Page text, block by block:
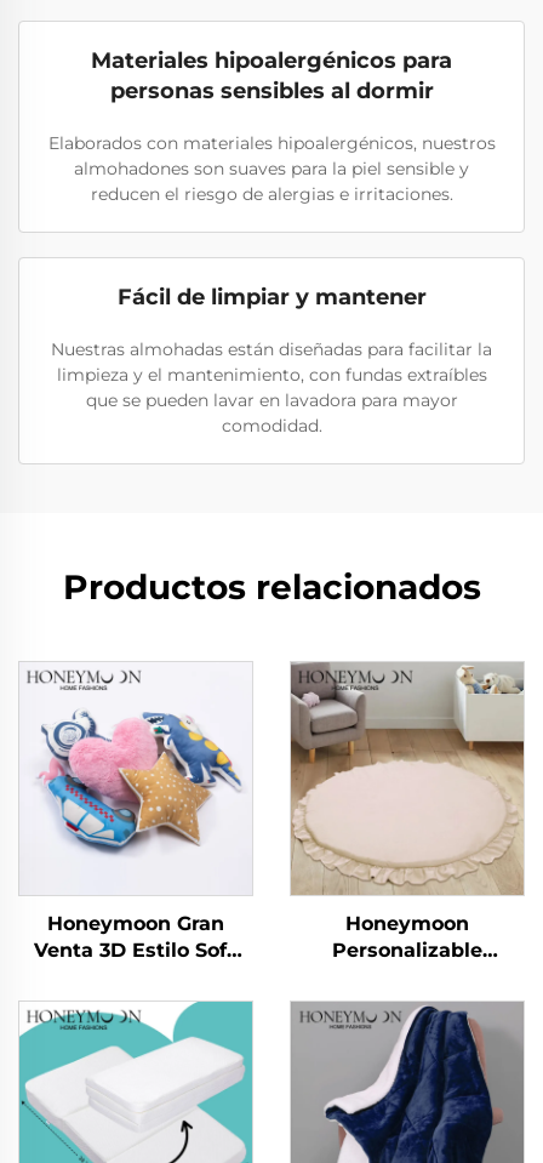
Materiales hipoalergénicos para
personas sensibles al dormir
Elaborados con materiales hipoalergénicos, nuestros
almohadones son suaves para la piel sensible y
reducen el riesgo de alergias e irritaciones.
Fácil de limpiar y mantener
Nuestras almohadas están diseñadas para facilitar la
limpieza y el mantenimiento, con fundas extraíbles
que se pueden lavar en lavadora para mayor
comodidad.
Productos relacionados
Honeymoon Gran
Venta 3D Estilo Sofá
Fundas de Almohadón
para el Hogar para
Dormitorio
Honeymoon
Personalizable
Juguete para Niños
Yoga Gimnasio de
Actividades para Bebé
que Gatea Estera de
Juego para Bebé para
el Suelo